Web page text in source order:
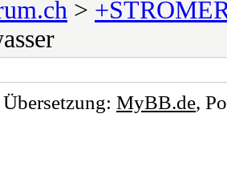
>
MyBB.de,